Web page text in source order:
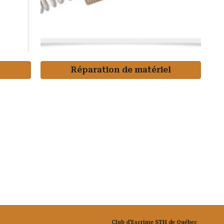
Réparation de matériel
Club d'Escrime STH de Québec